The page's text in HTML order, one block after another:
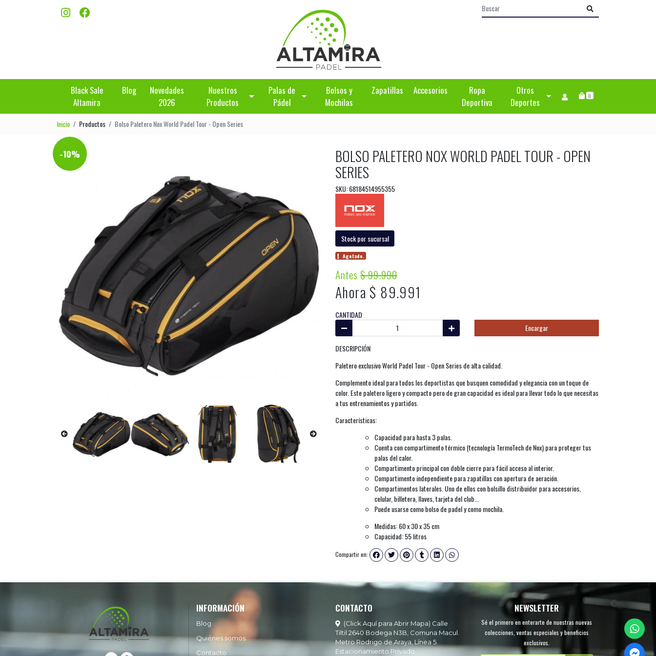
Black Sale
Altamira
Blog
Novedades
2026
Nuestros
Productos
Palas de
Pádel
Bolsos y
Mochilas
Zapatillas Accesorios
Ropa
Deportiva
Otros
Deportes
0
Inicio Productos Bolso Paletero Nox World Padel Tour - Open Series
-10%
BOLSO PALETERO NOX WORLD PADEL TOUR - OPEN
SERIES
SKU: 68184514955355
Stock por sucursal
Agotado.
Antes$ 99.990
Ahora $ 89.991
CANTIDAD
Encargar
DESCRIPCIÓN
Paletero exclusivo World Padel Tour - Open Series de alta calidad.
Complemento ideal para todos los deportistas que busquen comodidad y elegancia con un toque de
color. Este paletero ligero y compacto pero de gran capacidad es ideal para llevar todo lo que necesitas
a tus entrenamientos y partidos.
Características:
Capacidad para hasta 3 palas.
Cuenta con compartimento térmico (tecnología TermoTech de Nox) para proteger tus
palas del calor.
Compartimento principal con doble cierre para fácil acceso al interior.
Compartimento independiente para zapatillas con apertura de aeración.
Compartimentos laterales. Uno de ellos con bolsillo distribuidor para accesorios,
celular, billetera, llaves, tarjeta del club...
Puede usarse como bolso de padel y como mochila.
Medidas: 60 x 30 x 35 cm
Capacidad: 55 litros
Compartir en:
INFORMACIÓN
Blog
Quiénes somos
Contacto
CONTACTO
(Click Aquí para Abrir Mapa) Calle
Tiltil 2640 Bodega N3B, Comuna Macul.
Metro Rodrigo de Araya, Línea 5.
Estacionamiento Privado
NEWSLETTER
Sé el primero en enterarte de nuestras nuevas
colecciones, ventas especiales y beneficios
exclusivos.